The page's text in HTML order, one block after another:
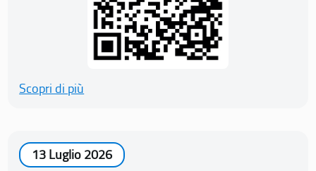
Scopri di più
13 Luglio 2026